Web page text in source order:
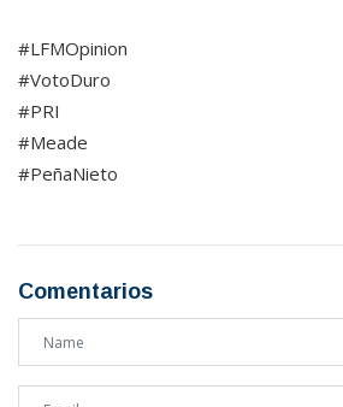
#LFMOpinion
#VotoDuro
#PRI
#Meade
#PeñaNieto
Comentarios